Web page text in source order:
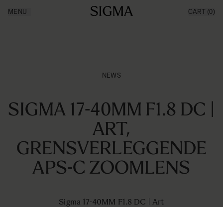
Producten
MENU CART (0)
NEWS
SIGMA 17-40MM F1.8 DC |
ART,
GRENSVERLEGGENDE
APS-C ZOOMLENS
Sigma 17-40MM F1.8 DC | Art